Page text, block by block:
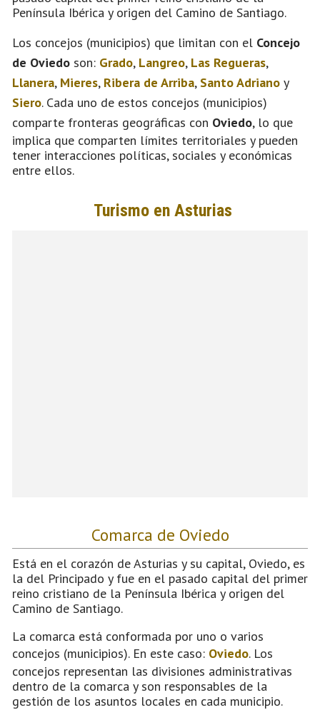
Península Ibérica y origen del Camino de Santiago.
Los concejos (municipios) que limitan con el Concejo
de Oviedo son: Grado, Langreo, Las Regueras,
Llanera, Mieres, Ribera de Arriba, Santo Adriano y
Siero. Cada uno de estos concejos (municipios)
comparte fronteras geográficas con Oviedo, lo que
implica que comparten límites territoriales y pueden
tener interacciones políticas, sociales y económicas
entre ellos.
Comarca de Oviedo
Está en el corazón de Asturias y su capital, Oviedo, es
la del Principado y fue en el pasado capital del primer
reino cristiano de la Península Ibérica y origen del
Camino de Santiago.
La comarca está conformada por uno o varios
concejos (municipios). En este caso: Oviedo. Los
concejos representan las divisiones administrativas
dentro de la comarca y son responsables de la
gestión de los asuntos locales en cada municipio.